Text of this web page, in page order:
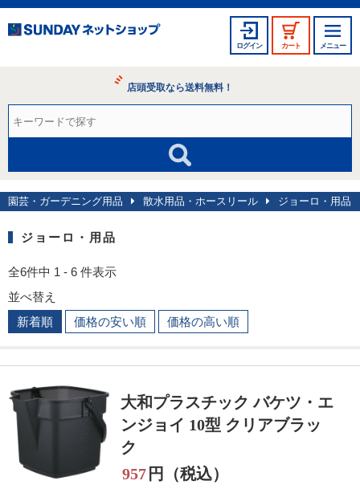
ログイン カート メニュー
店頭受取なら送料無料！
園芸・ガーデニング用品 散水用品・ホースリール ジョーロ・用品
ジョーロ・用品
全6件中 1 - 6 件表示
並べ替え
新着順
価格の安い順 価格の高い順
大和プラスチック バケツ・エ
ンジョイ 10型 クリアブラッ
ク
957 円（税込）